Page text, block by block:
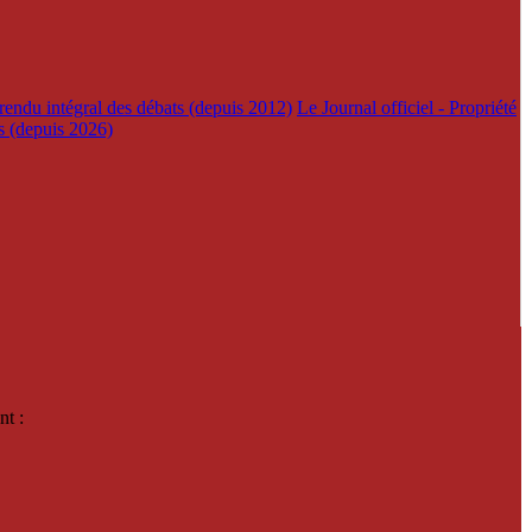
intégral des débats (depuis 2012) Le Journal officiel - Propriété
(depuis 2026)
: